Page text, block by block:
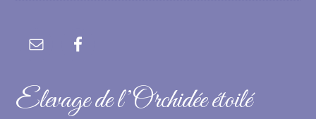
Elevage de l’Orchidée étoilé